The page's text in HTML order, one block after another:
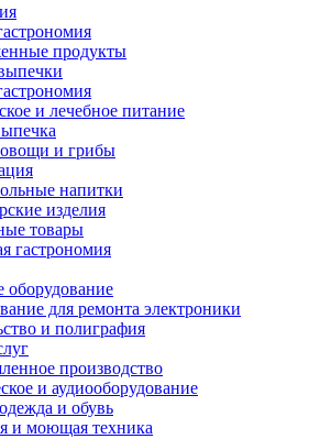
продукты
и лечебное питание
и грибы
напитки
изделия
товары
гастрономия
для ремонта электроники
и полиграфия
производство
и аудиооборудование
и обувь
и моющая техника